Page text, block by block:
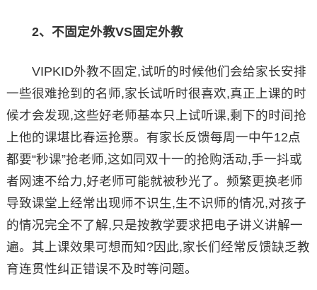
2、不固定外教VS固定外教
VIPKID外教不固定,试听的时候他们会给家长安排
一些很难抢到的名师,家长试听时很喜欢,真正上课的时
候才会发现,这些好老师基本只上试听课,剩下的时间抢
上他的课堪比春运抢票。有家长反馈每周一中午12点
都要“秒课”抢老师,这如同双十一的抢购活动,手一抖或
者网速不给力,好老师可能就被秒光了。频繁更换老师
导致课堂上经常出现师不识生,生不识师的情况,对孩子
的情况完全不了解,只是按教学要求把电子讲义讲解一
遍。其上课效果可想而知?因此,家长们经常反馈缺乏教
育连贯性纠正错误不及时等问题。